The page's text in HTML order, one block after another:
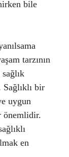
bile
tarzının
bir
uygun
önemlidir.
en